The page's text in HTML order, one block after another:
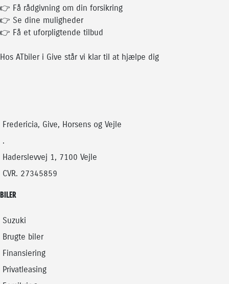
👉 Få rådgivning om din forsikring
👉 Se dine muligheder
👉 Få et uforpligtende tilbud
Hos ATbiler i Give står vi klar til at hjælpe dig
Fredericia, Give, Horsens og Vejle
.
Haderslevvej 1, 7100 Vejle
CVR. 27345859
BILER
Suzuki
Brugte biler
Finansiering
Privatleasing